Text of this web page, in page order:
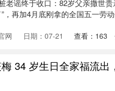
老谣终于收口：82岁父亲撒世
，再加4月底刚拿的全国五一劳
网 日期：07-21 查看： 163
34 岁生日全家福流出